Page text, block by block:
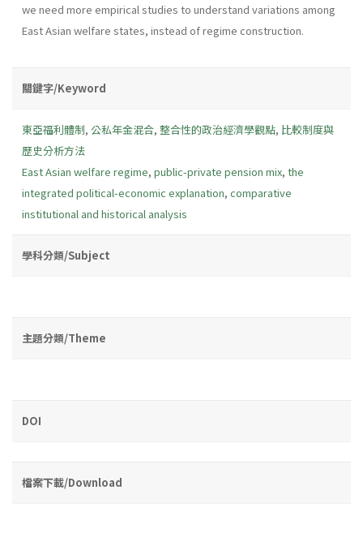
we need more empirical studies to understand variations among
East Asian welfare states, instead of regime construction.
關鍵字/Keyword
東亞福利體制, 公私年金混合, 整合性的政治經濟學觀點, 比較制度與
歷史分析方法
East Asian welfare regime, public-private pension mix, the
integrated political-economic explanation, comparative
institutional and historical analysis
學科分類/Subject
主題分類/Theme
DOI
檔案下載/Download